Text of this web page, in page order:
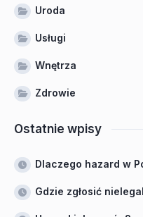
Uroda
Usługi
Wnętrza
Zdrowie
Ostatnie wpisy
Dlaczego hazard w
Gdzie zgłosić